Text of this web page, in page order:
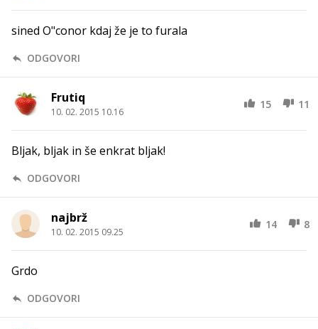
sined O"conor kdaj že je to furala
ODGOVORI
Frutiq
10. 02. 2015 10.16
15 11
Bljak, bljak in še enkrat bljak!
ODGOVORI
najbrž
10. 02. 2015 09.25
14 8
Grdo
ODGOVORI